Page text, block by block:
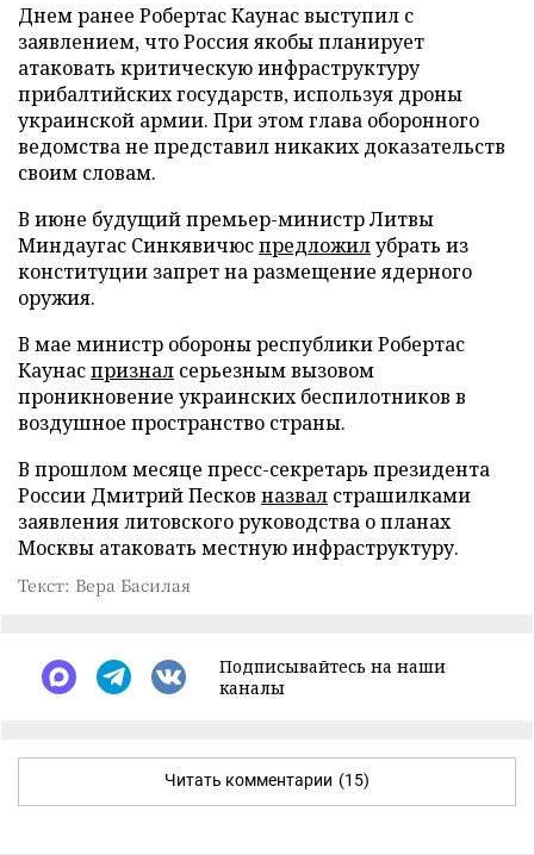
Днем ранее Робертас Каунас выступил с
заявлением, что Россия якобы планирует
атаковать критическую инфраструктуру
прибалтийских государств, используя дроны
украинской армии. При этом глава оборонного
ведомства не представил никаких доказательств
своим словам.
В июне будущий премьер-министр Литвы
Миндаугас Синкявичюспредложилубрать из
конституции запрет на размещение ядерного
оружия.
В мае министр обороны республики Робертас
Каунаспризнал серьезным вызовом
проникновение украинских беспилотников в
воздушное пространство страны.
В прошлом месяце пресс-секретарь президента
России Дмитрий Песков назвал страшилками
заявления литовского руководства о планах
Москвы атаковать местную инфраструктуру.
Текст: Вера Басилая
Подписывайтесь на наши
каналы
Читать комментарии (15)